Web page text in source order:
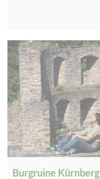
© Stefan Gruber, Regensburg
Burgruine Kürnberg